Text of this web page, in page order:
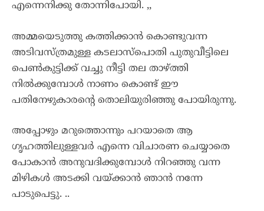
എന്നെനിക്കു തോന്നിപോയി. ,,
അമ്മയെടുത്തു കത്തിക്കാൻ കൊണ്ടുവന്ന
അടിവസ്ത്രമുള്ള കടലാസ്പൊതി പുതുവീട്ടിലെ
പെൺകുട്ടിക്ക് വച്ചു നീട്ടി തല താഴ്ത്തി
നിൽക്കുമ്പോൾ നാണം കൊണ്ട് ഈ
പതിനേഴുകാരന്റെ തൊലിയുരിഞ്ഞു പോയിരുന്നു.
അപ്പോഴും മറുത്തൊന്നും പറയാതെ ആ
ഗൃഹത്തിലുള്ളവർ എന്നെ വിചാരണ ചെയ്യാതെ
പോകാൻ അനുവദിക്കുമ്പോൾ നിറഞ്ഞു വന്ന
മിഴികൾ അടക്കി വയ്ക്കാൻ ഞാൻ നന്നേ
പാടുപെട്ടു. ..